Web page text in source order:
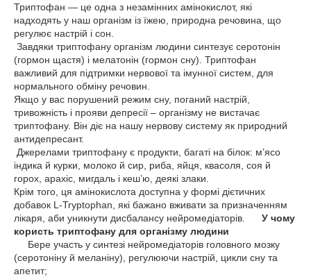
Триптофан — це одна з незамінних амінокислот, які
надходять у наш організм із їжею, природна речовина, що
регулює настрій і сон.
Завдяки триптофану організм людини синтезує серотонін
(гормон щастя) і мелатонін (гормон сну). Триптофан
важливий для підтримки нервової та імунної систем, для
нормального обміну речовин.
Якщо у вас порушений режим сну, поганий настрій,
тривожність і прояви депресії – організму не вистачає
триптофану. Він діє на нашу нервову систему як природний
антидепресант.
Джерелами триптофану є продукти, багаті на білок: м’ясо
індика й курки, молоко й сир, риба, яйця, квасоля, соя й
горох, арахіс, мигдаль і кеш’ю, деякі злаки.
Крім того, ця амінокислота доступна у формі дієтичних
добавок L-Tryptophan, які бажано вживати за призначенням
лікаря, аби уникнути дисбалансу нейромедіаторів.
У чому
користь триптофану для організму людини
Бере участь у синтезі нейромедіаторів головного мозку
(серотоніну й меланіну), регулюючи настрій, цикли сну та
апетит;